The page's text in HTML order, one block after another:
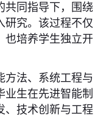
共同指导下，围绕
研究。该过程不仅
也培养学生独立开
方法、系统工程与
生在先进智能制
、技术创新与工程